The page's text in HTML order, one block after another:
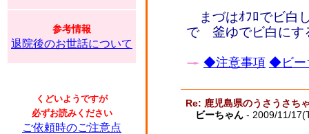
参考情報
退院後のお世話について
くどいようですが
必ずお読みください
ご依頼時のご注意点
まづはｵﾌﾛでビ白
で 釜ゆでビ白にす
◆注意事項 ◆ビー
Re: 鹿児島県のうさうさち
ビーちゃん - 2009/11/